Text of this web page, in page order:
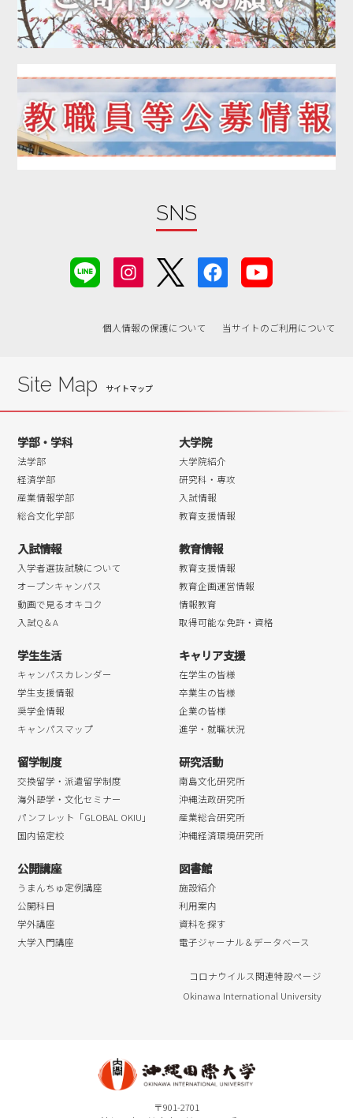
SNS
個人情報の保護について 当サイトのご利用について
Site Map
学部・学科
法学部
経済学部
産業情報学部
総合文化学部
大学院
大学院紹介
研究科・専攻
入試情報
教育支援情報
入試情報
入学者選抜試験について
オープンキャンパス
動画で見るオキコク
入試Q＆A
教育情報
教育支援情報
教育企画運営情報
情報教育
取得可能な免許・資格
学生生活
キャンパスカレンダー
学生支援情報
奨学金情報
キャンパスマップ
キャリア支援
在学生の皆様
卒業生の皆様
企業の皆様
進学・就職状況
留学制度
交換留学・派遣留学制度
海外語学・文化セミナー
パンフレット「GLOBAL OKIU」
国内協定校
研究活動
南島文化研究所
沖縄法政研究所
産業総合研究所
沖縄経済環境研究所
公開講座
うまんちゅ定例講座
公開科目
学外講座
大学入門講座
図書館
施設紹介
利用案内
資料を探す
電子ジャーナル＆データベース
コロナウイルス関連特設ページ
Okinawa International University
〒901-2701